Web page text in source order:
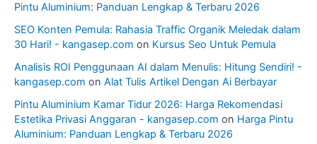
Pintu Aluminium: Panduan Lengkap & Terbaru 2026
SEO Konten Pemula: Rahasia Traffic Organik Meledak dalam
30 Hari! - kangasep.com on Kursus Seo Untuk Pemula
Analisis ROI Penggunaan AI dalam Menulis: Hitung Sendiri! -
kangasep.com on Alat Tulis Artikel Dengan Ai Berbayar
Pintu Aluminium Kamar Tidur 2026: Harga Rekomendasi
Estetika Privasi Anggaran - kangasep.com on Harga Pintu
Aluminium: Panduan Lengkap & Terbaru 2026